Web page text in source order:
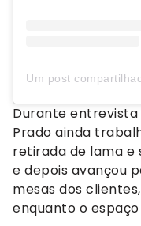
Durante entrevista
Prado ainda
retirada de lama e
e depois avançou
mesas dos
enquanto o